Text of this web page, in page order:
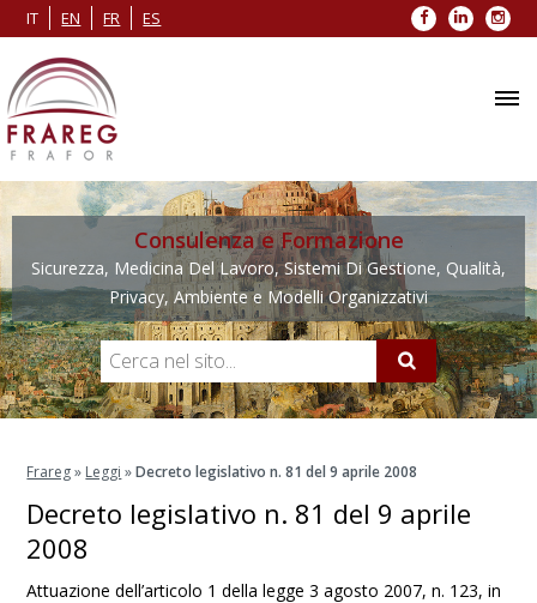
IT EN FR ES Facebook
LinkedIn
Consulenza e Formazione
Sicurezza, Medicina Del Lavoro, Sistemi Di Gestione, Qualità,
Privacy, Ambiente e Modelli Organizzativi
Frareg» Leggi »Decreto legislativo n. 81 del 9 aprile 2008
Decreto legislativo n. 81 del 9 aprile
2008
Attuazione dell’articolo 1 della legge 3 agosto 2007, n. 123, in